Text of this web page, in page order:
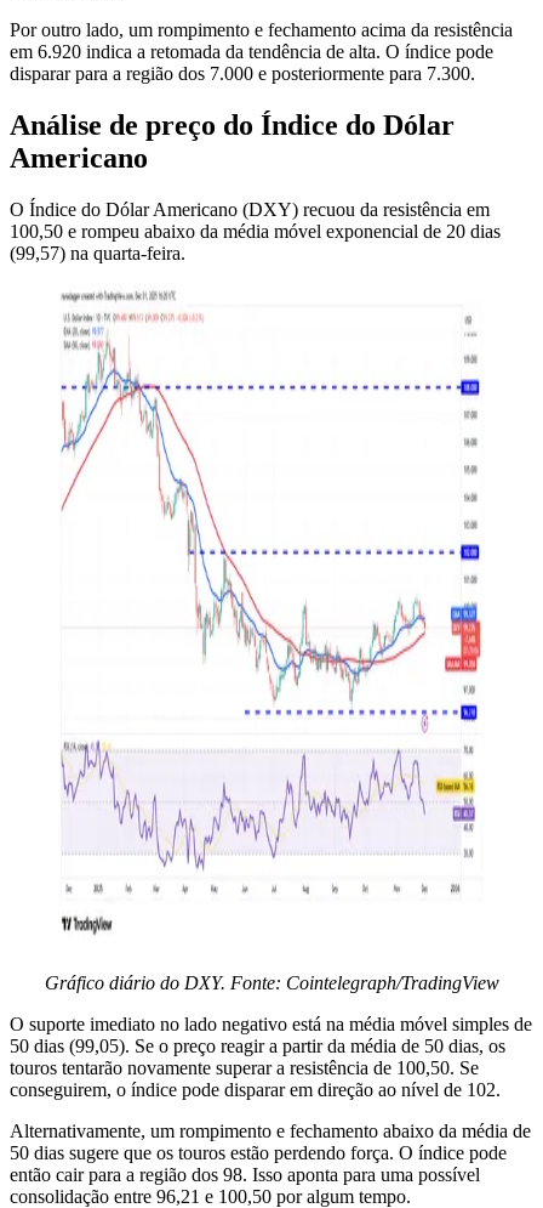
Por outro lado, um rompimento e fechamento acima da resistência
em 6.920 indica a retomada da tendência de alta. O índice pode
disparar para a região dos 7.000 e posteriormente para 7.300.
Análise de preço do Índice do Dólar
Americano
O Índice do Dólar Americano (DXY) recuou da resistência em
100,50 e rompeu abaixo da média móvel exponencial de 20 dias
(99,57) na quarta-feira.
Gráfico diário do DXY. Fonte: Cointelegraph/TradingView
O suporte imediato no lado negativo está na média móvel simples de
50 dias (99,05). Se o preço reagir a partir da média de 50 dias, os
touros tentarão novamente superar a resistência de 100,50. Se
conseguirem, o índice pode disparar em direção ao nível de 102.
Alternativamente, um rompimento e fechamento abaixo da média de
50 dias sugere que os touros estão perdendo força. O índice pode
então cair para a região dos 98. Isso aponta para uma possível
consolidação entre 96,21 e 100,50 por algum tempo.